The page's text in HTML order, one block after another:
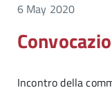
6 May 2020
Incontro della